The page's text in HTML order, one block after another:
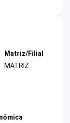
Matriz/Filial
MATRIZ